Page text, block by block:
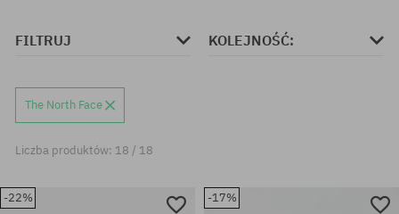
FILTRUJ KOLEJNOŚĆ:
The North Face
Liczba produktów: 18 / 18
-22% -17%